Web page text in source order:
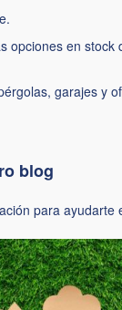
en
garajes
blog
para ayudarte